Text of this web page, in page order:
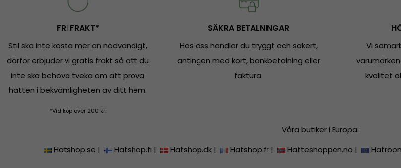
FRI FRAKT*
Stil ska inte kosta mer än nödvändigt,
därför erbjuder vi gratis frakt så att du
inte ska behöva tveka om att prova
hatten i bekvämligheten av ditt hem.
*Vid köp över 200 kr.
SÄKRA BETALNINGAR
Hos oss handlar du tryggt och säkert,
antingen med kort, bankbetalning eller
faktura.
Vi
kvalitet
Våra butiker i Europa:
Hatshop.se | Hatshop.fi | Hatshop.dk | Hatshop.fr | Hatteshoppen.no |